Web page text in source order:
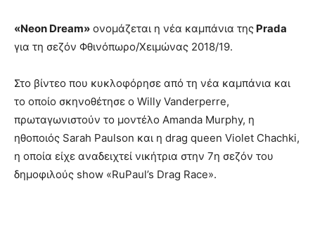
«Neon Dream» ονομάζεται η νέα καμπάνια της Prada
για τη σεζόν Φθινόπωρο/Χειμώνας 2018/19.
Στο βίντεο που κυκλοφόρησε από τη νέα καμπάνια και
το οποίο σκηνοθέτησε ο Willy Vanderperre,
πρωταγωνιστούν το μοντέλο Amanda Murphy, η
ηθοποιός Sarah Paulson και η drag queen Violet Chachki,
η οποία είχε αναδειχτεί νικήτρια στην 7η σεζόν του
δημοφιλούς show «RuPaul’s Drag Race».